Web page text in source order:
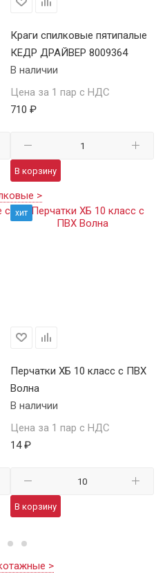
Краги спилковые пятипалые
КЕДР ДРАЙВЕР 8009364
В наличии
Цена за 1 пар с НДС
710 ₽
В корзину
>
хит
Перчатки ХБ 10 класс с ПВХ
Волна
В наличии
Цена за 1 пар с НДС
14 ₽
В корзину
>